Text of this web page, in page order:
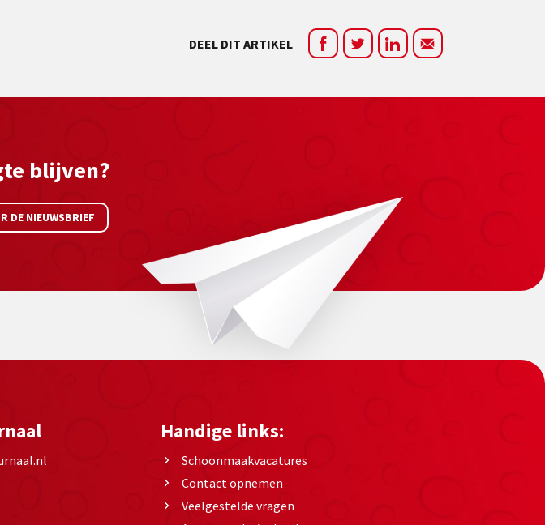
DEEL DIT ARTIKEL
blijven?
DE NIEUWSBRIEF
Handige links:
Schoonmaakvacatures
Contact opnemen
Veelgestelde vragen